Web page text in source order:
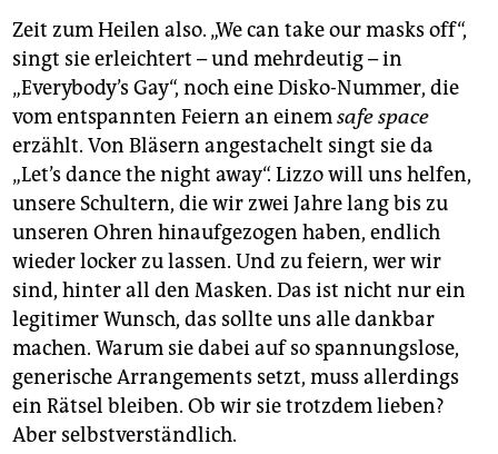
Zeit zum Heilen also. „We can take our masks off“,
singt sie erleichtert – und mehrdeutig – in
„Everybody’s Gay“, noch eine Disko-Nummer, die
vom entspannten Feiern an einemsafe space
erzählt. Von Bläsern angestachelt singt sie da
„Let’s dance the night away“. Lizzo will uns helfen,
unsere Schultern, die wir zwei Jahre lang bis zu
unseren Ohren hinaufgezogen haben, endlich
wieder locker zu lassen. Und zu feiern, wer wir
sind, hinter all den Masken. Das ist nicht nur ein
legitimer Wunsch, das sollte uns alle dankbar
machen. Warum sie dabei auf so spannungslose,
generische Arrangements setzt, muss allerdings
ein Rätsel bleiben. Ob wir sie trotzdem lieben?
Aber selbstverständlich.